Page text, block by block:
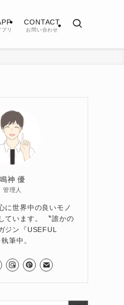
プリ
CONTACT
お問い合わせ
鳴神 優
管理人
に世界中の良いモノ
ています。 〝誰かの
ジン『USEFUL
筆中。